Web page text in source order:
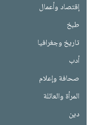
إقتصاد وأعمال
طبخ
تاريخ وجغرافيا
أدب
صحافة وإعلام
المرأة والعائلة
دين